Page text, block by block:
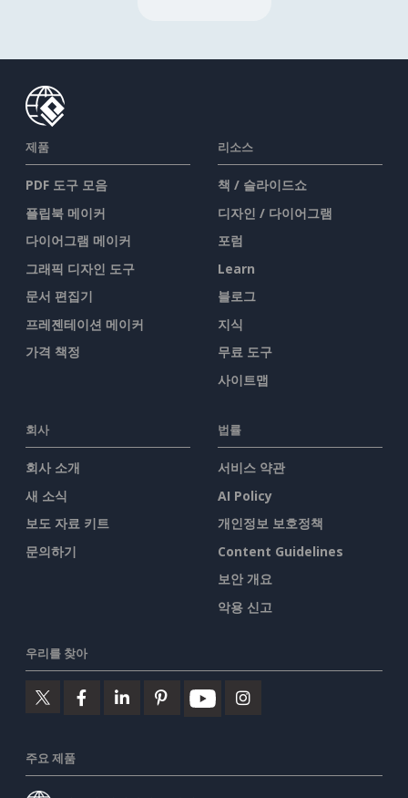
제품
PDF 도구 모음
플립북 메이커
다이어그램 메이커
그래픽 디자인 도구
문서 편집기
프레젠테이션 메이커
가격 책정
리소스
책 / 슬라이드쇼
디자인 / 다이어그램
포럼
Learn
블로그
지식
무료 도구
사이트맵
회사
회사 소개
새 소식
보도 자료 키트
문의하기
법률
서비스 약관
AI Policy
개인정보 보호정책
Content Guidelines
보안 개요
악용 신고
우리를 찾아
주요 제품